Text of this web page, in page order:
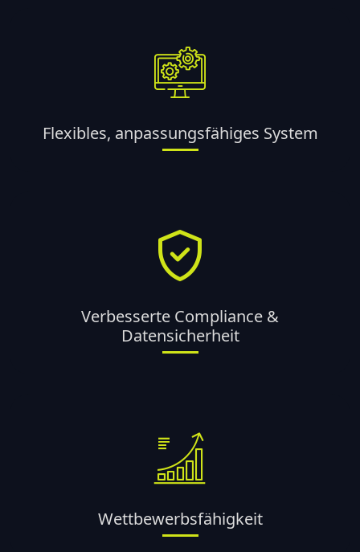
Flexibles, anpassungsfähiges System
Verbesserte Compliance &
Datensicherheit
Wettbewerbsfähigkeit